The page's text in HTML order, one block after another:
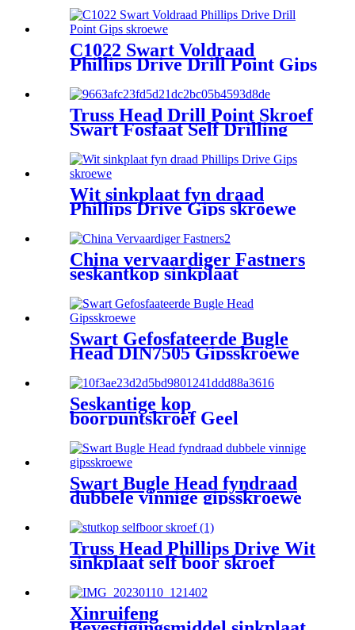
C1022 Swart Voldraad
Phillips Drive Drill Point Gips
Truss Head Drill Point Skroef
Swart Fosfaat Self Drilling
Wit sinkplaat fyn draad
Phillips Drive Gips skroewe
China vervaardiger Fastners
seskantkop sinkplaat
Swart Gefosfateerde Bugle
Head DIN7505 Gipsskroewe
Seskantige kop
boorpuntskroef Geel
sinkplaat selfboorskroewe
Swart Bugle Head fyndraad
dubbele vinnige gipsskroewe
Truss Head Phillips Drive Wit
sinkplaat self boor skroef
Xinruifeng